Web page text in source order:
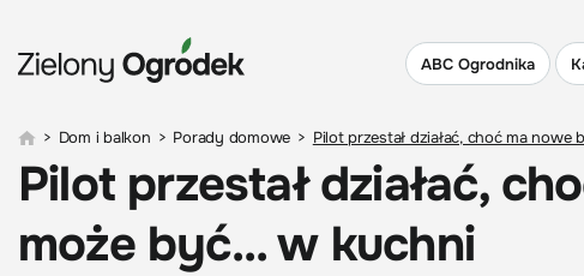
ABC Ogrodnika
> Dom i balkon > Porady domowe > Pilot przestał działać, choć ma nowe
Pilot przestał działać,
może być... w kuchni